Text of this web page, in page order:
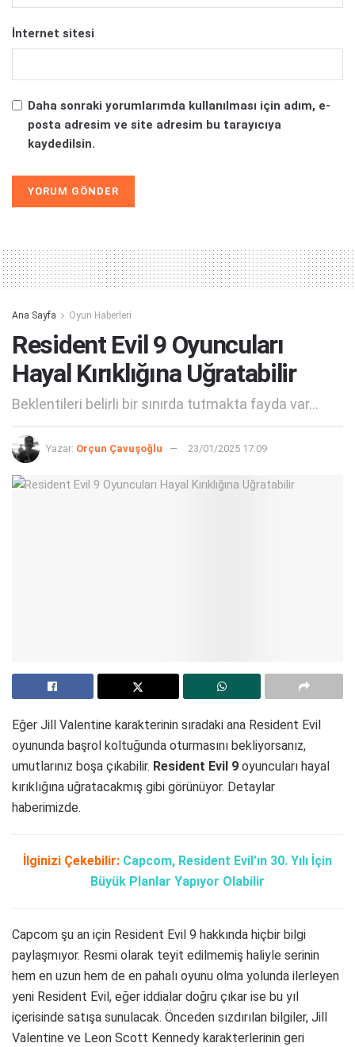
İnternet sitesi
Daha sonraki yorumlarımda kullanılması için adım, e-
posta adresim ve site adresim bu tarayıcıya
kaydedilsin.
Ana Sayfa Oyun Haberleri
Resident Evil 9 Oyuncuları
Hayal Kırıklığına Uğratabilir
Beklentileri belirli bir sınırda tutmakta fayda var...
Yazar: Orçun Çavuşoğlu 23/01/2025 17:09
Eğer Jill Valentine karakterinin sıradaki ana Resident Evil
oyununda başrol koltuğunda oturmasını bekliyorsanız,
umutlarınız boşa çıkabilir. Resident Evil 9 oyuncuları hayal
kırıklığına uğratacakmış gibi görünüyor. Detaylar
haberimizde.
İlginizi Çekebilir: Capcom, Resident Evil’ın 30. Yılı İçin
Büyük Planlar Yapıyor Olabilir
Capcom şu an için Resident Evil 9 hakkında hiçbir bilgi
paylaşmıyor. Resmi olarak teyit edilmemiş haliyle serinin
hem en uzun hem de en pahalı oyunu olma yolunda ilerleyen
yeni Resident Evil, eğer iddialar doğru çıkar ise bu yıl
içerisinde satışa sunulacak. Önceden sızdırılan bilgiler, Jill
Valentine ve Leon Scott Kennedy karakterlerinin geri